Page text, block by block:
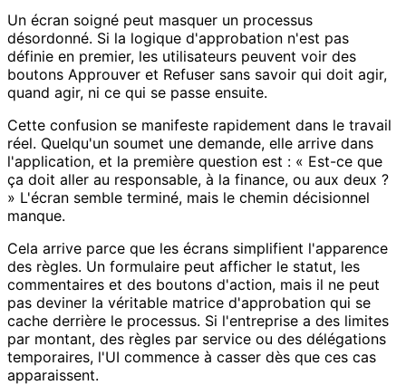
Un écran soigné peut masquer un processus
désordonné. Si la logique d'approbation n'est pas
définie en premier, les utilisateurs peuvent voir des
boutons Approuver et Refuser sans savoir qui doit agir,
quand agir, ni ce qui se passe ensuite.
Cette confusion se manifeste rapidement dans le travail
réel. Quelqu'un soumet une demande, elle arrive dans
l'application, et la première question est : « Est-ce que
ça doit aller au responsable, à la finance, ou aux deux ?
» L'écran semble terminé, mais le chemin décisionnel
manque.
Cela arrive parce que les écrans simplifient l'apparence
des règles. Un formulaire peut afficher le statut, les
commentaires et des boutons d'action, mais il ne peut
pas deviner la véritable matrice d'approbation qui se
cache derrière le processus. Si l'entreprise a des limites
par montant, des règles par service ou des délégations
temporaires, l'UI commence à casser dès que ces cas
apparaissent.